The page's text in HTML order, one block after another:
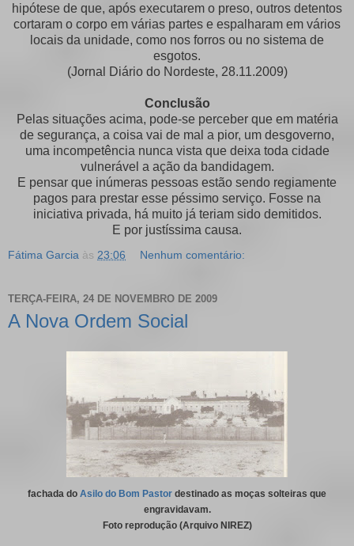
hipótese de que, após executarem o preso, outros detentos
cortaram o corpo em várias partes e espalharam em vários
locais da unidade, como nos forros ou no sistema de
esgotos.
(Jornal Diário do Nordeste, 28.11.2009)
Conclusão
Pelas situações acima, pode-se perceber que em matéria
de segurança, a coisa vai de mal a pior, um desgoverno,
uma incompetência nunca vista que deixa toda cidade
vulnerável a ação da bandidagem.
E pensar que inúmeras pessoas estão sendo regiamente
pagos para prestar esse péssimo serviço. Fosse na
iniciativa privada, há muito já teriam sido demitidos.
E por justíssima causa.
Fátima Garcia às 23:06 Nenhum comentário:
TERÇA-FEIRA, 24 DE NOVEMBRO DE 2009
A Nova Ordem Social
fachada do Asilo do Bom Pastor destinado as moças solteiras que
engravidavam.
Foto reprodução (Arquivo NIREZ)